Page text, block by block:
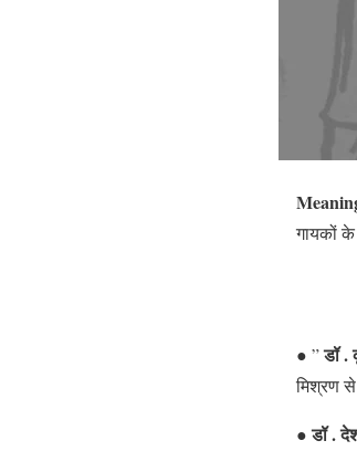
गायकों के
● ”डॉ .
मिश्रण
●डॉ .